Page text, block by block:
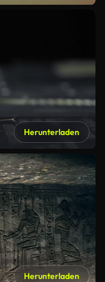
Herunterladen
Herunterladen